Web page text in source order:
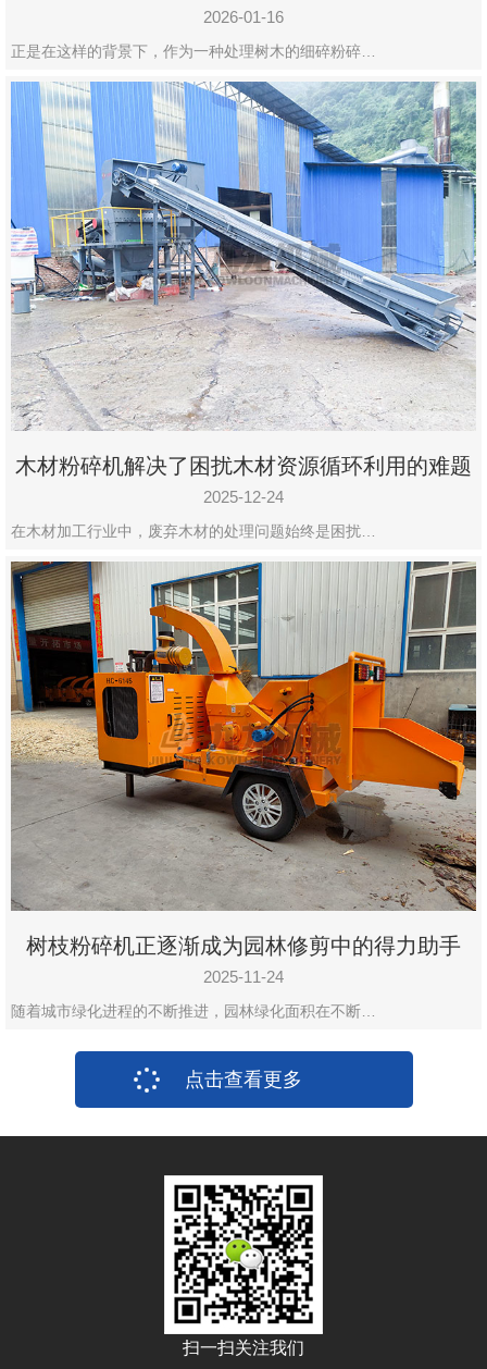
2026-01-16
正是在这样的背景下，作为一种处理树木的细碎粉碎…
木材粉碎机解决了困扰木材资源循环利用的难题
2025-12-24
在木材加工行业中，废弃木材的处理问题始终是困扰…
树枝粉碎机正逐渐成为园林修剪中的得力助手
2025-11-24
随着城市绿化进程的不断推进，园林绿化面积在不断…
点击查看更多
扫一扫关注我们